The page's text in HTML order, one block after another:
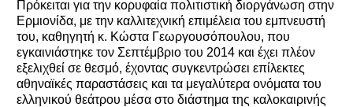
Πρόκειται για την κορυφαία πολιτιστική διοργάνωση στην
Ερμιονίδα, με την καλλιτεχνική επιμέλεια του εμπνευστή
του, καθηγητή κ. Κώστα Γεωργουσόπουλου, που
εγκαινιάστηκε τον Σεπτέμβριο του 2014 και έχει πλέον
εξελιχθεί σε θεσμό, έχοντας συγκεντρώσει επίλεκτες
αθηναϊκές παραστάσεις και τα μεγαλύτερα ονόματα του
ελληνικού θεάτρου μέσα στο διάστημα της καλοκαιρινής